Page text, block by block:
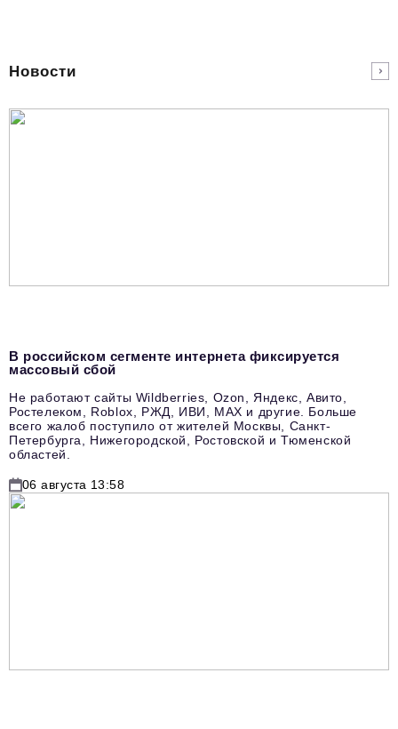
Новости
В российском сегменте интернета фиксируется
массовый сбой
Не работают сайты Wildberries, Ozon, Яндекс, Авито,
Ростелеком, Roblox, РЖД, ИВИ, MAX и другие. Больше
всего жалоб поступило от жителей Москвы, Санкт-
Петербурга, Нижегородской, Ростовской и Тюменской
областей.
06 августа 13:58